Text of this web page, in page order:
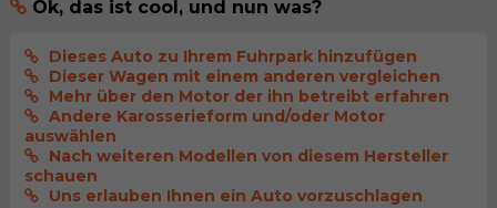
Ok, das ist cool, und nun was?
Dieses Auto zu Ihrem Fuhrpark hinzufügen
Dieser Wagen mit einem anderen vergleichen
Mehr über den Motor der ihn betreibt erfahren
Andere Karosserieform und/oder Motor
auswählen
Nach weiteren Modellen von diesem Hersteller
schauen
Uns erlauben Ihnen ein Auto vorzuschlagen